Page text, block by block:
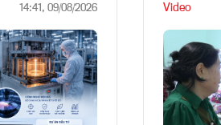
14:41, 09/08/2026 Video